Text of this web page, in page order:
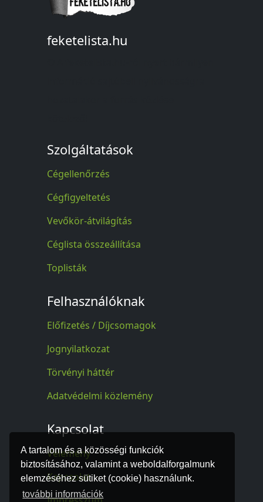
A tartalom és a közösségi funkciók
biztosításához, valamint a weboldalforgalmunk
elemzéséhez sütiket (cookie) használunk.
további információk
feketelista.hu
Szolgáltatások
Cégellenőrzés
Cégfigyeltetés
Vevőkör-átvilágítás
Céglista összeállítása
Toplisták
Felhasználóknak
Előfizetés / Díjcsomagok
Jognyilatkozat
Törvényi háttér
Adatvédelmi közlemény
Kapcsolat
Vélemény
Kapcsolat